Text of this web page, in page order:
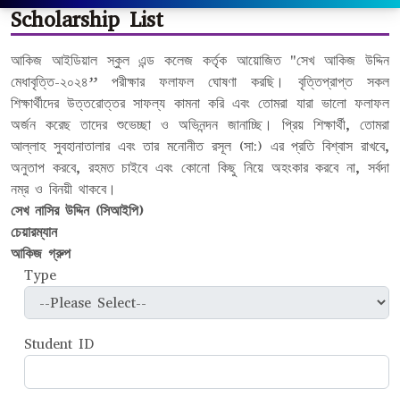
Scholarship List
আকিজ আইডিয়াল স্কুল এন্ড কলেজ কর্তৃক আয়োজিত "সেখ আকিজ উদ্দিন
মেধাবৃত্তি-২০২৪” পরীক্ষার ফলাফল ঘোষণা করছি। বৃত্তিপ্রাপ্ত সকল
শিক্ষার্থীদের উত্তরোত্তর সাফল্য কামনা করি এবং তোমরা যারা ভালো ফলাফল
অর্জন করেছ তাদের শুভেচ্ছা ও অভিনন্দন জানাচ্ছি। প্রিয় শিক্ষার্থী, তোমরা
আল্লাহ সুবহানাতালার এবং তার মনোনীত রসূল (সা:) এর প্রতি বিশ্বাস রাখবে,
অনুতাপ করবে, রহমত চাইবে এবং কোনো কিছু নিয়ে অহংকার করবে না, সর্বদা
নম্র ও বিনয়ী থাকবে।
সেখ নাসির উদ্দিন (সিআইপি)
চেয়ারম্যান
আকিজ গ্রুপ
Type
Student ID